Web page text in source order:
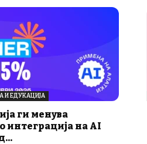
И ЕДУКАЦИЈА
ги менува
интеграција на AI